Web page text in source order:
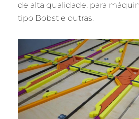
de alta qualidade, para
tipo Bobst e outras.